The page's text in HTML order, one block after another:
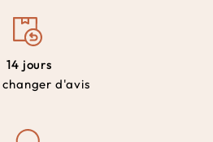
14 jours
changer d'avis